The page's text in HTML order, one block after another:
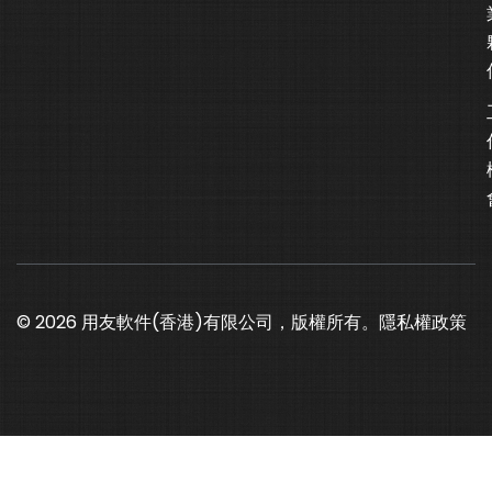
© 2026 用友軟件(香港)有限公司，版權所有。 隱私權政策